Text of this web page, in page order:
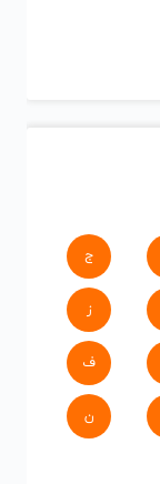
ج
ز
ف
ن